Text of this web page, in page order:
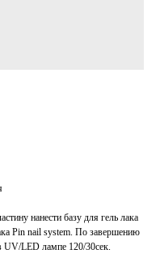
нанести базу для гель лака
Pin nail system. По завершению
UV/LED лампе 120/30сек.